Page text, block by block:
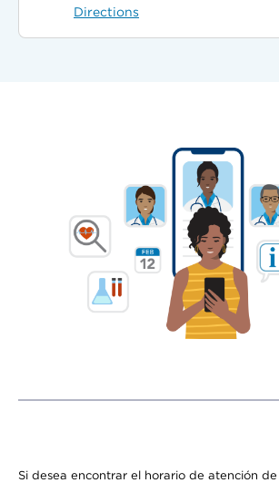
Directions
Si desea encontrar el horario de atención